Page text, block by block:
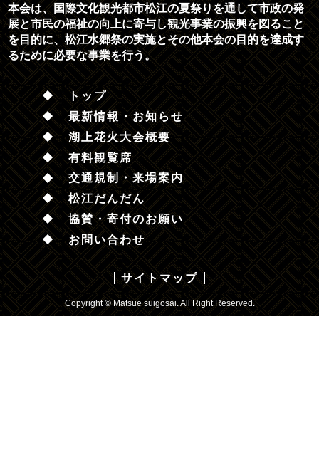
本会は、国際文化観光都市松江の夏祭りを通して市政の発
展と市民の福祉の向上に寄与し観光事業の振興を図ること
を目的に、松江水郷祭の実施とその他本会の目的を達成す
るために必要な事業を行う。
トップ
最新情報・お知らせ
湖上花火大会概要
有料観覧席
交通規制・来場案内
松江だんだん
協賛・寄付のお願い
お問い合わせ
サイトマップ
Copyright © Matsue suigosai. All Right Reserved.